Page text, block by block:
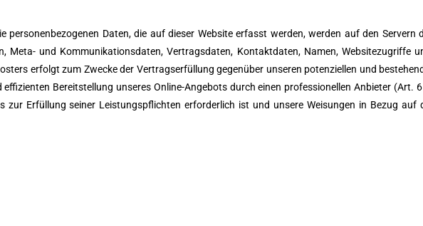
personenbezogenen Daten, die auf dieser Website erfasst werden, werden auf den Servern
Meta- und Kommunikationsdaten, Vertragsdaten, Kontaktdaten, Namen, Websitezugriffe
erfolgt zum Zwecke der Vertragserfüllung gegenüber unseren potenziellen und
Bereitstellung unseres Online-Angebots durch einen professionellen Anbieter (Art.
Erfüllung seiner Leistungspflichten erforderlich ist und unsere Weisungen in Bezug auf